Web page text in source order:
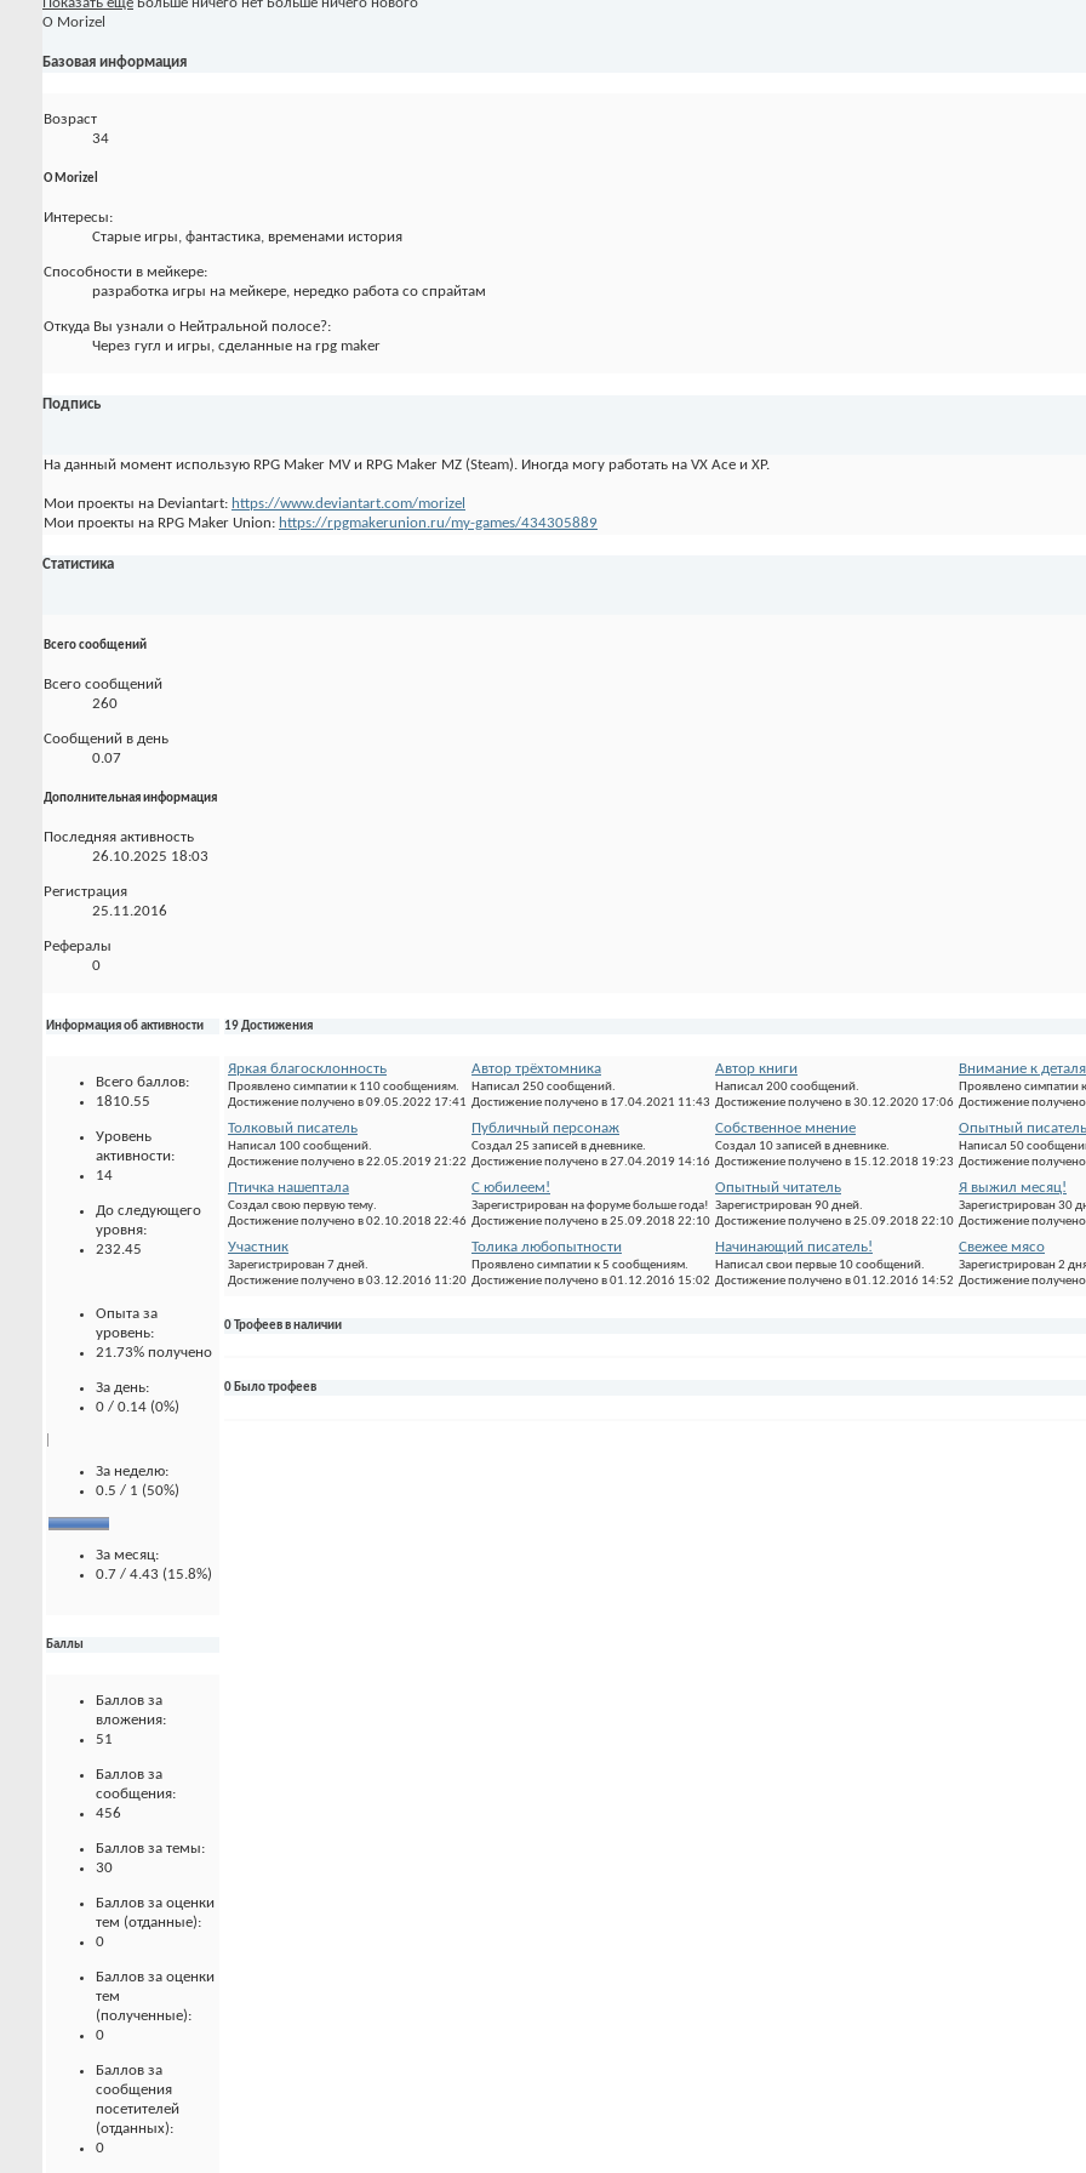
О Morizel
Базовая информация
Возраст
34
О Morizel
Интересы:
Старые игры, фантастика, временами история
Способности в мейкере:
разработка игры на мейкере, нередко работа со спрайтам
Откуда Вы узнали о Нейтральной полосе?:
Через гугл и игры, сделанные на rpg maker
Подпись
На данный момент использую RPG Maker MV и RPG Maker MZ (Steam). Иногда могу работать на VX Ace и XP.
Мои проекты на Deviantart: https://www.deviantart.com/morizel
Мои проекты на RPG Maker Union: https://rpgmakerunion.ru/my-games/434305889
Статистика
Всего сообщений
Всего сообщений
260
Сообщений в день
0.07
Дополнительная информация
Последняя активность
26.10.2025 18:03
Регистрация
25.11.2016
Рефералы
0
Информация об активности
Всего баллов:
1810.55
Уровень
активности:
14
До следующего
уровня:
232.45
Опыта за
уровень:
21.73% получено
За день:
0 / 0.14 (0%)
За неделю:
0.5 / 1 (50%)
За месяц:
0.7 / 4.43 (15.8%)
Баллы
Баллов за
вложения:
51
Баллов за
сообщения:
456
Баллов за темы:
30
Баллов за оценки
тем (отданные):
0
Баллов за оценки
тем
(полученные):
0
Баллов за
сообщения
посетителей
(отданных):
0
19 Достижения
Яркая благосклонность
Проявлено симпатии к 110 сообщениям.
Достижение получено в 09.05.2022 17:41
Автор трёхтомника
Написал 250 сообщений.
Достижение получено в 17.04.2021 11:43
Автор книги
Написал 200 сообщений.
Достижение получено в 30.12.2020 17:06
Внимание к
Проявлено симпатии
Достижение
Толковый писатель
Написал 100 сообщений.
Достижение получено в 22.05.2019 21:22
Публичный персонаж
Создал 25 записей в дневнике.
Достижение получено в 27.04.2019 14:16
Собственное мнение
Создал 10 записей в дневнике.
Достижение получено в 15.12.2018 19:23
Опытный писатель
Написал 50
Достижение
Птичка нашептала
Создал свою первую тему.
Достижение получено в 02.10.2018 22:46
С юбилеем!
Зарегистрирован на форуме больше года!
Достижение получено в 25.09.2018 22:10
Опытный читатель
Зарегистрирован 90 дней.
Достижение получено в 25.09.2018 22:10
Я выжил месяц!
Зарегистрирован 30
Достижение
Участник
Зарегистрирован 7 дней.
Достижение получено в 03.12.2016 11:20
Толика любопытности
Проявлено симпатии к 5 сообщениям.
Достижение получено в 01.12.2016 15:02
Начинающий писатель!
Написал свои первые 10 сообщений.
Достижение получено в 01.12.2016 14:52
Свежее мясо
Зарегистрирован 2
Достижение
0 Трофеев в наличии
0 Было трофеев